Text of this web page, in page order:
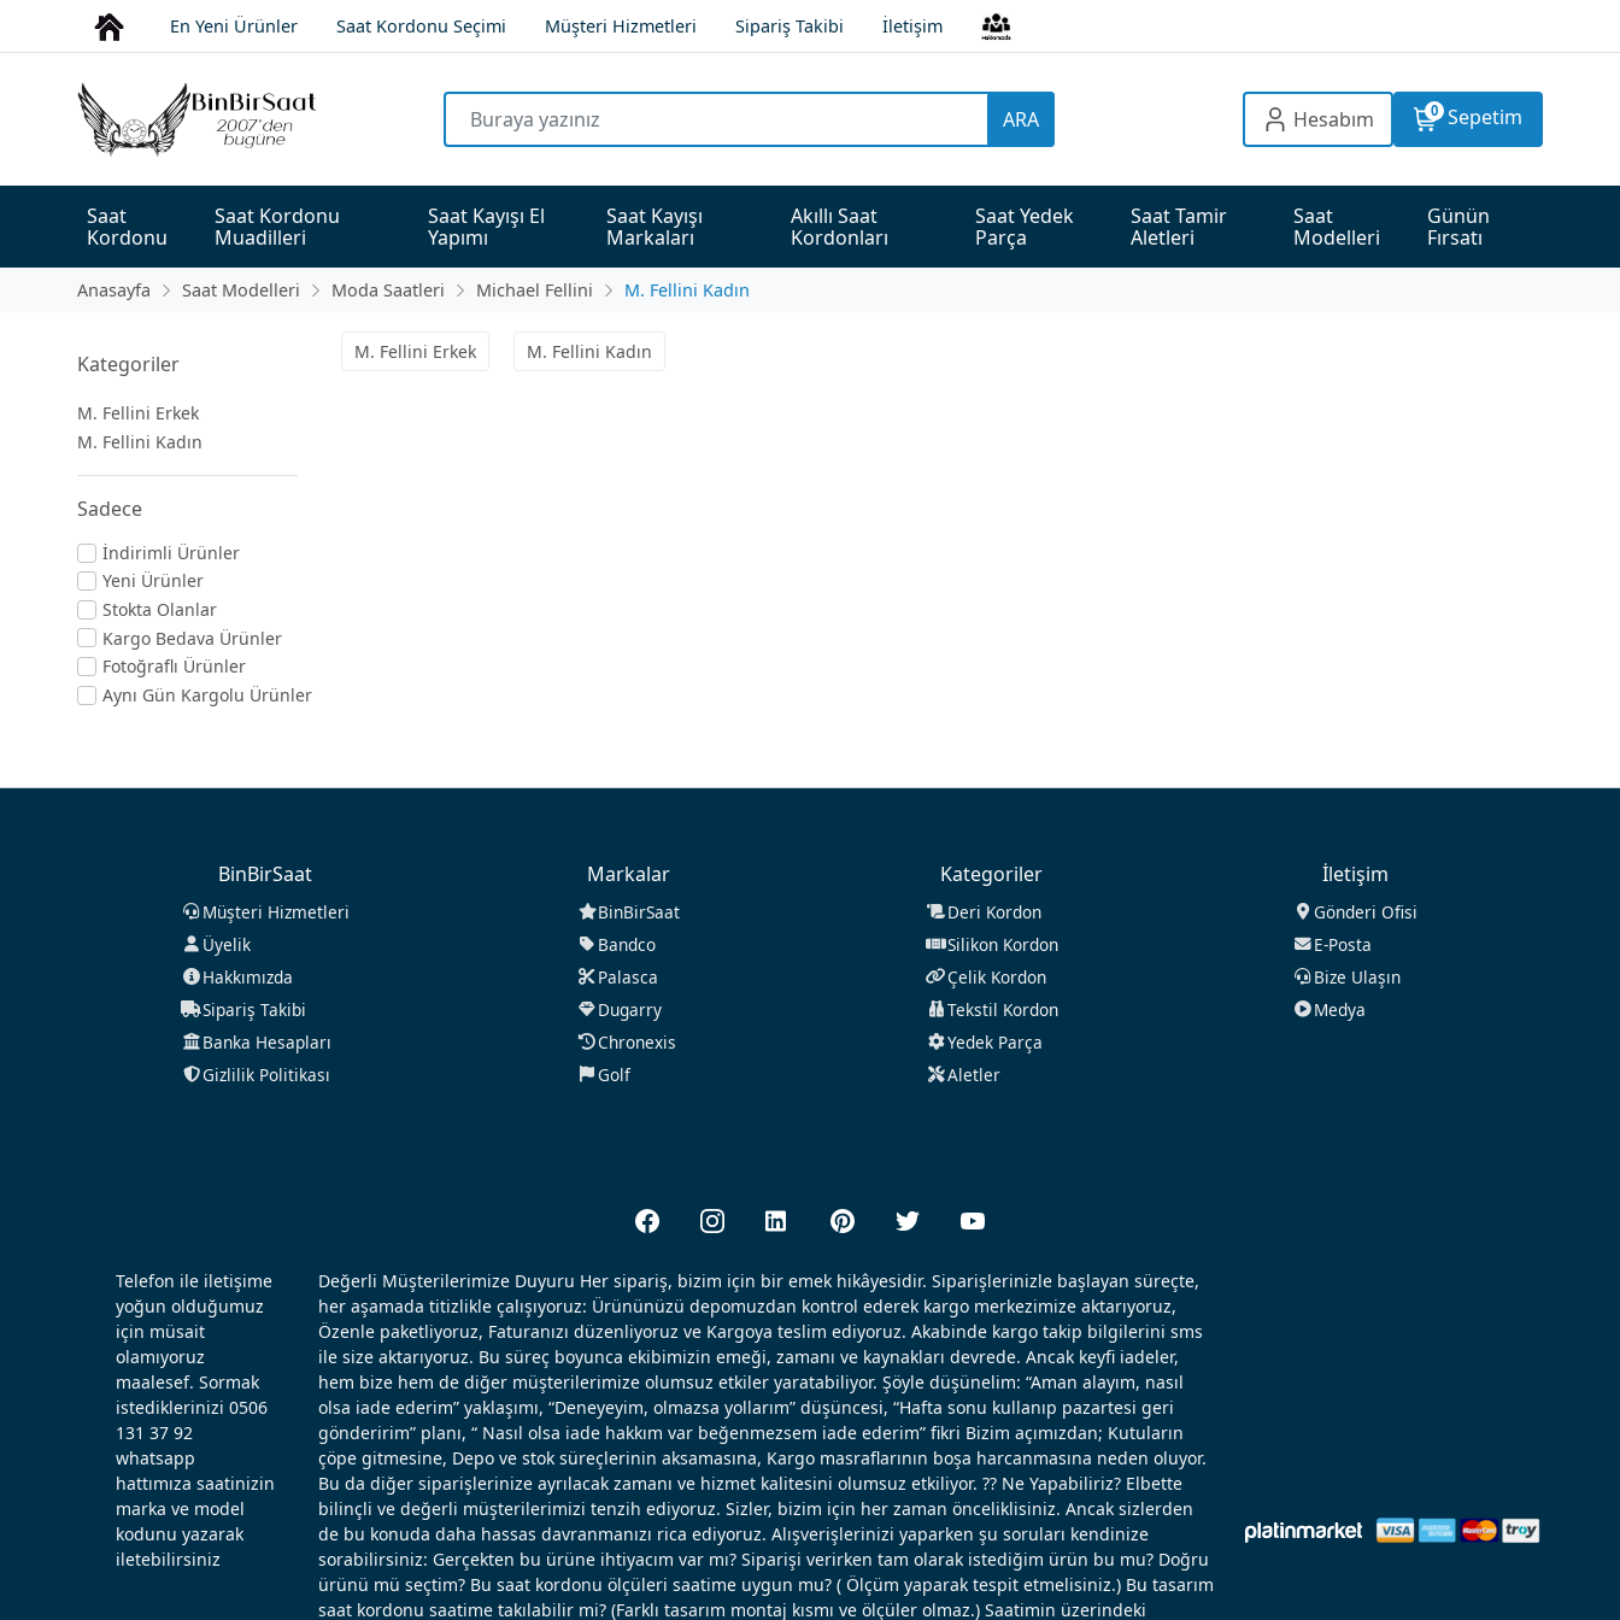
En Yeni Ürünler Saat Kordonu Seçimi Müşteri Hizmetleri Sipariş Takibi İletişim
ARA Hesabım 0 Sepetim
Saat
Kordonu
Saat Kordonu
Muadilleri
Saat Kayışı El
Yapımı
Saat Kayışı
Markaları
Akıllı Saat
Kordonları
Saat Yedek
Parça
Saat Tamir
Aletleri
Saat
Modelleri
Günün
Fırsatı
Anasayfa Saat Modelleri Moda Saatleri Michael Fellini M. Fellini Kadın
Kategoriler
M. Fellini Erkek
M. Fellini Kadın
Sadece
İndirimli Ürünler
Yeni Ürünler
Stokta Olanlar
Kargo Bedava Ürünler
Fotoğraflı Ürünler
Aynı Gün Kargolu Ürünler
M. Fellini Erkek M. Fellini Kadın
BinBirSaat
Müşteri Hizmetleri
Üyelik
Hakkımızda
Sipariş Takibi
Banka Hesapları
Gizlilik Politikası
Markalar
BinBirSaat
Bandco
Palasca
Dugarry
Chronexis
Golf
Kategoriler
Deri Kordon
Silikon Kordon
Çelik Kordon
Tekstil Kordon
Yedek Parça
Aletler
İletişim
Gönderi Ofisi
E-Posta
Bize Ulaşın
Medya
Telefon ile iletişime
yoğun olduğumuz
için müsait
olamıyoruz
maalesef. Sormak
istediklerinizi 0506
131 37 92
whatsapp
hattımıza saatinizin
marka ve model
kodunu yazarak
iletebilirsiniz
Değerli Müşterilerimize Duyuru Her sipariş, bizim için bir emek hikâyesidir. Siparişlerinizle başlayan süreçte,
her aşamada titizlikle çalışıyoruz: Ürününüzü depomuzdan kontrol ederek kargo merkezimize aktarıyoruz,
Özenle paketliyoruz, Faturanızı düzenliyoruz ve Kargoya teslim ediyoruz. Akabinde kargo takip bilgilerini sms
ile size aktarıyoruz. Bu süreç boyunca ekibimizin emeği, zamanı ve kaynakları devrede. Ancak keyfi iadeler,
hem bize hem de diğer müşterilerimize olumsuz etkiler yaratabiliyor. Şöyle düşünelim: “Aman alayım, nasıl
olsa iade ederim” yaklaşımı, “Deneyeyim, olmazsa yollarım” düşüncesi, “Hafta sonu kullanıp pazartesi geri
gönderirim” planı, “ Nasıl olsa iade hakkım var beğenmezsem iade ederim” fikri Bizim açımızdan; Kutuların
çöpe gitmesine, Depo ve stok süreçlerinin aksamasına, Kargo masraflarının boşa harcanmasına neden oluyor.
Bu da diğer siparişlerinize ayrılacak zamanı ve hizmet kalitesini olumsuz etkiliyor. ?? Ne Yapabiliriz? Elbette
bilinçli ve değerli müşterilerimizi tenzih ediyoruz. Sizler, bizim için her zaman önceliklisiniz. Ancak sizlerden
de bu konuda daha hassas davranmanızı rica ediyoruz. Alışverişlerinizi yaparken şu soruları kendinize
sorabilirsiniz: Gerçekten bu ürüne ihtiyacım var mı? Siparişi verirken tam olarak istediğim ürün bu mu? Doğru
ürünü mü seçtim? Bu saat kordonu ölçüleri saatime uygun mu? ( Ölçüm yaparak tespit etmelisiniz.) Bu tasarım
saat kordonu saatime takılabilir mi? (Farklı tasarım montaj kısmı ve ölçüler olmaz.) Saatimin üzerindeki